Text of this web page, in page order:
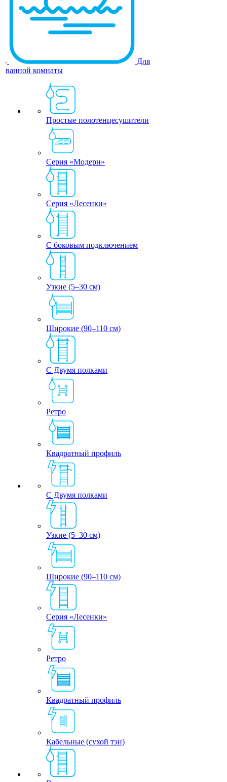
Для
ванной комнаты
Простые полотенцесушители
Серия «Модерн»
Серия «Лесенки»
С боковым подключением
Узкие (5–30 см)
Широкие (90–110 см)
С Двумя полками
Ретро
Квадратный профиль
С Двумя полками
Узкие (5–30 см)
Широкие (90–110 см)
Серия «Лесенки»
Ретро
Квадратный профиль
Кабельные (сухой тэн)